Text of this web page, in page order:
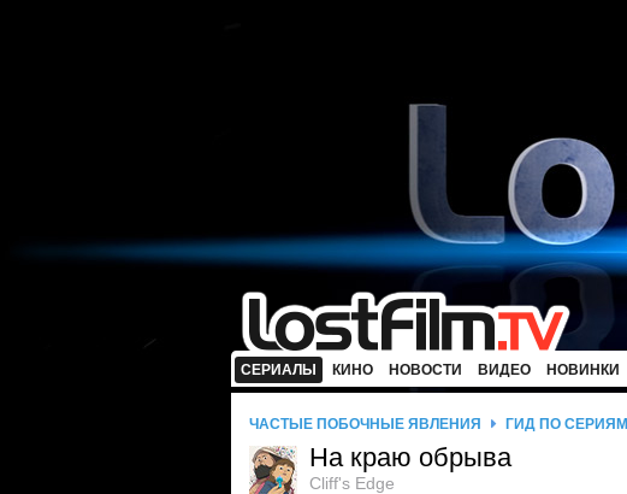
СЕРИАЛЫ КИНО НОВОСТИ ВИДЕО НОВИНКИ
ЧАСТЫЕ ПОБОЧНЫЕ ЯВЛЕНИЯ ГИД ПО СЕРИЯМ
На краю обрыва
Cliff's Edge